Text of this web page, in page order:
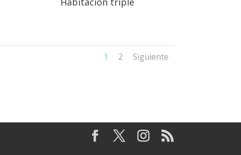
1 2 Siguiente